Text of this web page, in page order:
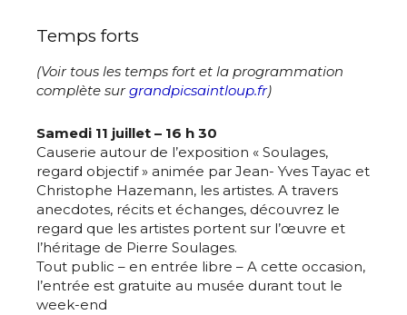
* Champ obligatoire
Adresse email*
Nom
Prénom
Statut / Organisation
J'accepte les termes et conditions
Temps forts
(Voir tous les temps fort et la programmation
complète surgrandpicsaintloup.fr)
Samedi 11 juillet – 16 h 30
Causerie autour de l’exposition « Soulages,
regard objectif » animée par Jean- Yves Tayac et
Christophe Hazemann, les artistes. A travers
anecdotes, récits et échanges, découvrez le
regard que les artistes portent sur l’œuvre et
l’héritage de Pierre Soulages.
Tout public – en entrée libre – A cette occasion,
l’entrée est gratuite au musée durant tout le
week-end